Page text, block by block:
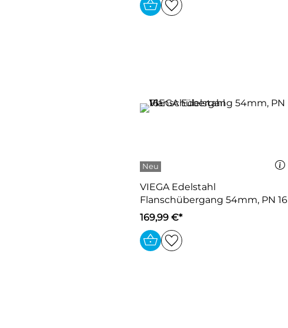
VIEGA Edelstahl
Flanschübergang 54mm, PN 16
169,99 €*